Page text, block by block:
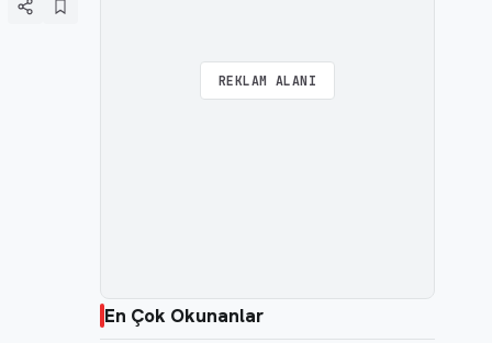
REKLAM ALANI
En Çok Okunanlar